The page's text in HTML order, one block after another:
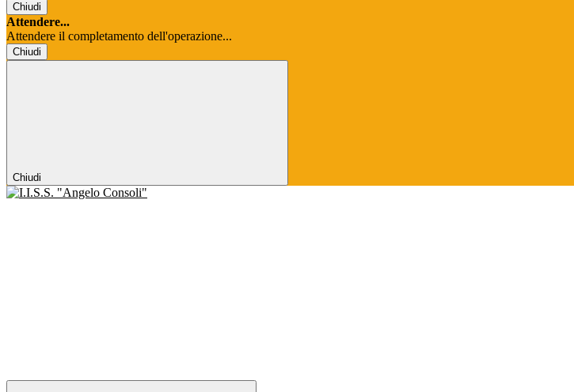
Chiudi
Attendere...
Attendere il completamento dell'operazione...
Chiudi
Chiudi